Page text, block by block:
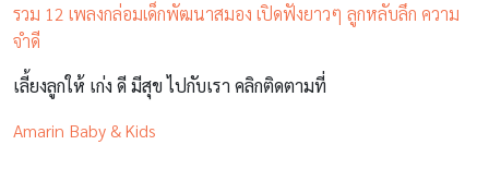
รวม 12 เพลงกล่อมเด็กพัฒนาสมอง เปิดฟังยาวๆ ลูกหลับลึก ความ
จำดี
เลี้ยงลูกให้ เก่ง ดี มีสุข ไปกับเรา คลิกติดตามที่
Amarin Baby & Kids